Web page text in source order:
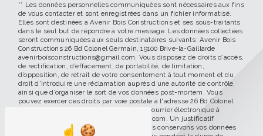
** Les données personnelles communiquées sont nécessaires aux fins
de vous contacter et sont enregistrées dans un fichier informatisé.
Elles sont destinées à Avenir Bois Constructions et ses sous-traitants
dans le seul but de répondre à votre message. Les données collectées
seront communiquées aux seuls destinataires suivants: Avenir Bois
Constructions 26 Bd Colonel Germain, 19100 Brive-la-Gaillarde
avenirboisconstructions@gmail.com. Vous disposez de droits d’accès,
de rectification, d’effacement, de portabilité, de limitation,
d’opposition, de retrait de votre consentement à tout moment et du
droit d’introduire une réclamation auprès d’une autorité de contrôle,
ainsi que d’organiser le sort de vos données post-mortem. Vous
pouvez exercer ces droits par voie postale à l'adresse 26 Bd Colonel
Germain, 19100 Brive-la-Gaillarde ou par courrier électronique à
l'adresse avenirboisconstructions@gmail.com. Un justificatif
d'identité pourra vous être demandé. Nous conservons vos données